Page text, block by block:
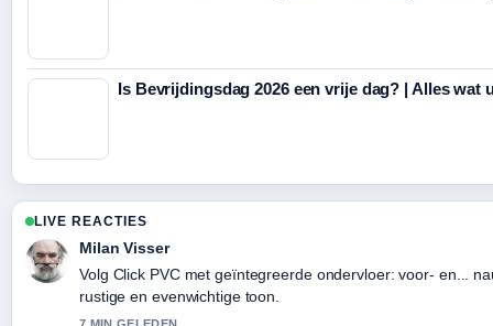
Is Bevrijdingsdag 2026 een vrije dag? | Alles wat
LIVE REACTIES
Milan Visser
Volg Click PVC met geïntegreerde ondervloer: voor- en...
rustige en evenwichtige toon.